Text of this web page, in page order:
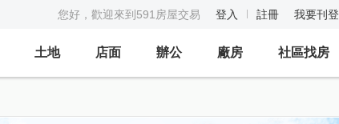
您好，歡迎來到591房屋交易 登入 註冊 我要刊登
土地 店面 辦公 廠房 社區找房